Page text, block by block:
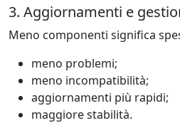
3. Aggiornamenti e
Meno componenti significa
meno problemi;
meno incompatibilità;
aggiornamenti più rapidi;
maggiore stabilità.